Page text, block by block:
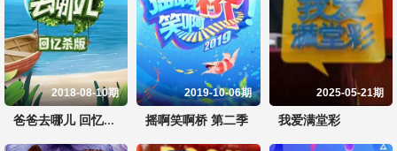
2018-08-10期
爸爸去哪儿 回忆杀版
2019-10-06期
摇啊笑啊桥 第二季
2025-05-21期
我爱满堂彩